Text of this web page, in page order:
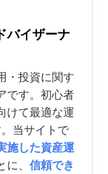
バイザーナ
・投資に関す
です。初心者
けて最適な運
当サイトで
施した資産運
に、 信頼でき